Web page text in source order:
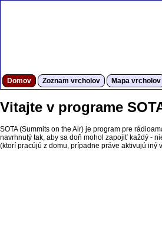
Domov Zoznam vrcholov Mapa vrcholov
Vitajte v programe
SOTA (Summits on the Air) je program pre
navrhnutý tak, aby sa doň mohol zapojiť každý -
(ktorí pracújú z domu, prípadne práve aktivujú iný